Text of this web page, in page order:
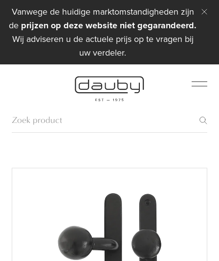
Vanwege de huidige marktomstandigheden zijn
de prijzen op deze website niet gegarandeerd.
Wij adviseren u de actuele prijs op te vragen bij
uw verdeler.